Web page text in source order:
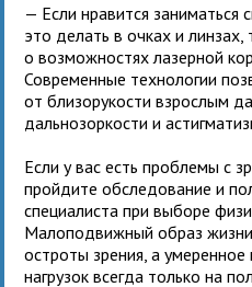
— Если нравится заниматься
это делать в очках и линзах,
о возможностях лазерной
Современные технологии
от близорукости взрослым
дальнозоркости и
Если у вас есть проблемы с
пройдите обследование и
специалиста при выборе
Малоподвижный образ
остроты зрения, а
нагрузок всегда только на